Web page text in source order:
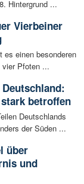
Hintergrund ...
Vierbeiner
es einen besonderen
vier Pfoten ...
betroffen
Deutschlands
der Süden ...
über
und